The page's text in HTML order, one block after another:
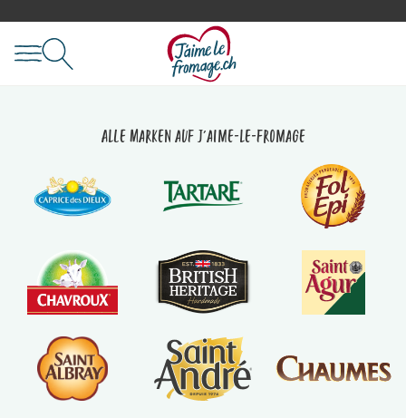
Alle Marken auf J'aime-le-fromage